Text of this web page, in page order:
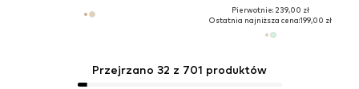
Pierwotnie: 239,00 zł
Ostatnia najniższa cena:199,00 zł
Przejrzano 32 z 701 produktów